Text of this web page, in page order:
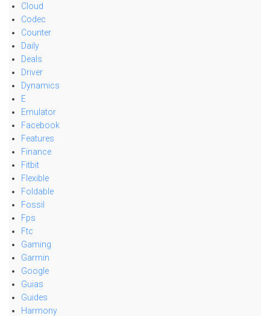
Cloud
Codec
Counter
Daily
Deals
Driver
Dynamics
E
Emulator
Facebook
Features
Finance
Fitbit
Flexible
Foldable
Fossil
Fps
Ftc
Gaming
Garmin
Google
Guias
Guides
Harmony